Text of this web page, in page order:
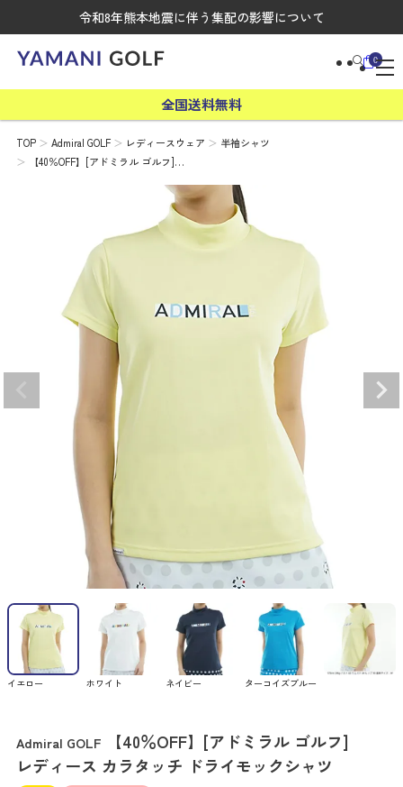
令和8年熊本地震に伴う集配の影響について
0
全国送料無料
TOP Admiral GOLF レディースウェア
半袖シャツ
【40％OFF】[アドミラル ゴルフ]…
イエロー ホワイト ネイビー ターコイズブルー
Admiral GOLF
【40％OFF】[アドミラル ゴルフ]
レディース カラタッチ ドライモックシャツ